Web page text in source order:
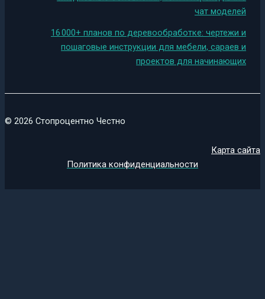
чат моделей
16 000+ планов по деревообработке: чертежи и
пошаговые инструкции для мебели, сараев и
проектов для начинающих
© 2026 Стопроцентно Честно
Карта сайта
Политика конфиденциальности